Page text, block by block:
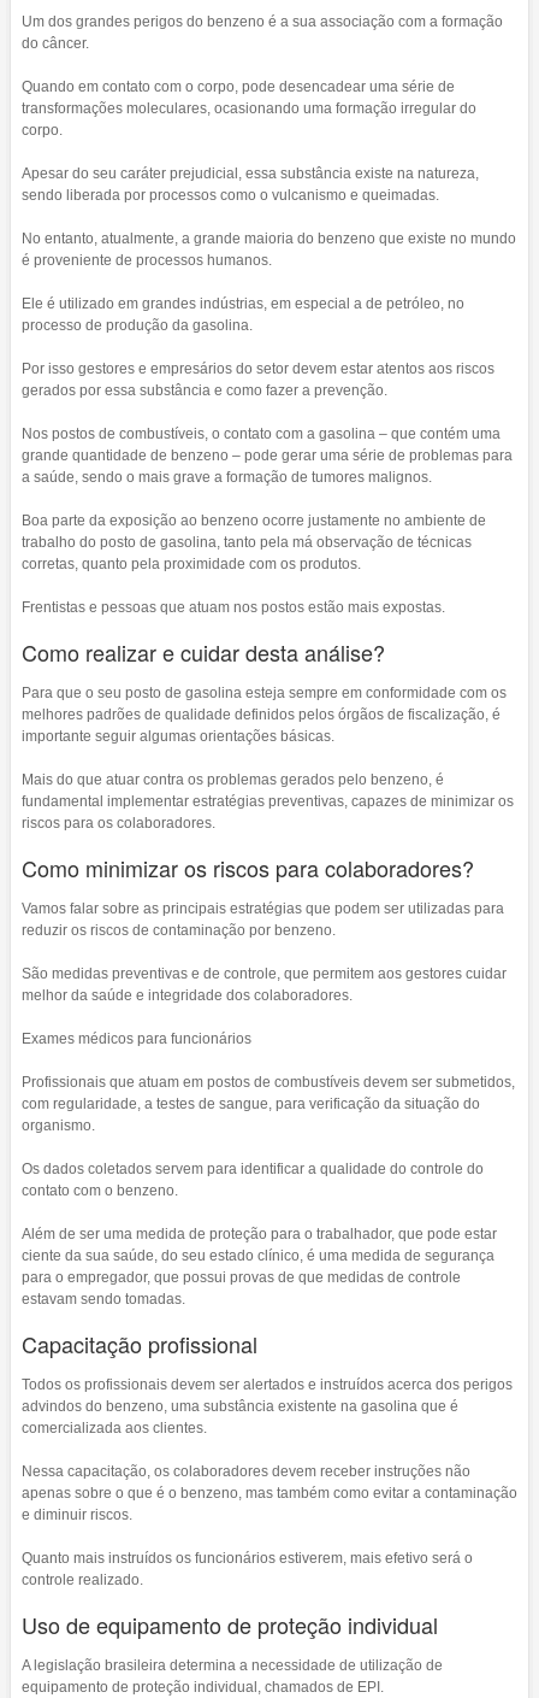
Um dos grandes perigos do benzeno é a sua associação com a formação
do câncer.
Quando em contato com o corpo, pode desencadear uma série de
transformações moleculares, ocasionando uma formação irregular do
corpo.
Apesar do seu caráter prejudicial, essa substância existe na natureza,
sendo liberada por processos como o vulcanismo e queimadas.
No entanto, atualmente, a grande maioria do benzeno que existe no mundo
é proveniente de processos humanos.
Ele é utilizado em grandes indústrias, em especial a de petróleo, no
processo de produção da gasolina.
Por isso gestores e empresários do setor devem estar atentos aos riscos
gerados por essa substância e como fazer a prevenção.
Nos postos de combustíveis, o contato com a gasolina – que contém uma
grande quantidade de benzeno – pode gerar uma série de problemas para
a saúde, sendo o mais grave a formação de tumores malignos.
Boa parte da exposição ao benzeno ocorre justamente no ambiente de
trabalho do posto de gasolina, tanto pela má observação de técnicas
corretas, quanto pela proximidade com os produtos.
Frentistas e pessoas que atuam nos postos estão mais expostas.
Como realizar e cuidar desta análise?
Para que o seu posto de gasolina esteja sempre em conformidade com os
melhores padrões de qualidade definidos pelos órgãos de fiscalização, é
importante seguir algumas orientações básicas.
Mais do que atuar contra os problemas gerados pelo benzeno, é
fundamental implementar estratégias preventivas, capazes de minimizar os
riscos para os colaboradores.
Como minimizar os riscos para colaboradores?
Vamos falar sobre as principais estratégias que podem ser utilizadas para
reduzir os riscos de contaminação por benzeno.
São medidas preventivas e de controle, que permitem aos gestores cuidar
melhor da saúde e integridade dos colaboradores.
Exames médicos para funcionários
Profissionais que atuam em postos de combustíveis devem ser submetidos,
com regularidade, a testes de sangue, para verificação da situação do
organismo.
Os dados coletados servem para identificar a qualidade do controle do
contato com o benzeno.
Além de ser uma medida de proteção para o trabalhador, que pode estar
ciente da sua saúde, do seu estado clínico, é uma medida de segurança
para o empregador, que possui provas de que medidas de controle
estavam sendo tomadas.
Capacitação profissional
Todos os profissionais devem ser alertados e instruídos acerca dos perigos
advindos do benzeno, uma substância existente na gasolina que é
comercializada aos clientes.
Nessa capacitação, os colaboradores devem receber instruções não
apenas sobre o que é o benzeno, mas também como evitar a contaminação
e diminuir riscos.
Quanto mais instruídos os funcionários estiverem, mais efetivo será o
controle realizado.
Uso de equipamento de proteção individual
A legislação brasileira determina a necessidade de utilização de
equipamento de proteção individual, chamados de EPI.